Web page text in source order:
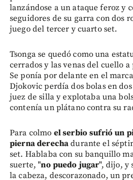
lanzándose a un ataque feroz y
seguidores de su garra con dos
juego del tercer y cuarto set.
Tsonga se quedó como una
cerrados y las venas del cuello
Se ponía por delante en el
Djokovic perdía dos bolas en
juez de silla y explotaba una
contenía un plátano contra su
Para colmo el serbio sufrió un
pierna derechadurante el
set. Hablaba con su banquillo
suerte, "no puedo jugar", dijo, y
la cabeza, descorazonado, un